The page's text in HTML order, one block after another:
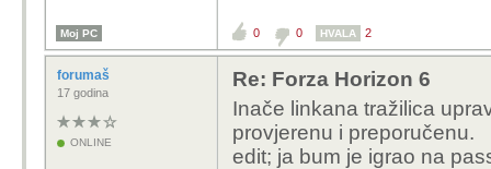
Moj PC 0 0 HVALA 2
forumaš
17 godina
ONLINE
Re: Forza Horizon 6
Inače linkana tražilica
provjerenu i preporučenu.
edit; ja bum je igrao na